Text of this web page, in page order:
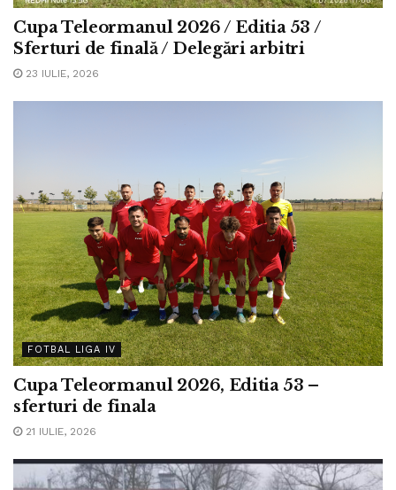
Cupa Teleormanul 2026 / Editia 53 /
Sferturi de finală / Delegări arbitri
23 IULIE, 2026
FOTBAL LIGA IV
Cupa Teleormanul 2026, Editia 53 –
sferturi de finala
21 IULIE, 2026